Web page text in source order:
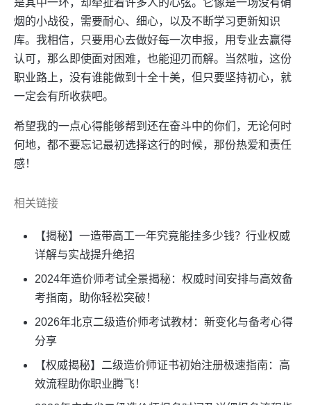
烟的小战役，需要耐心、细心，以及不断学习更新知识
库。我相信，只要用心去做好每一次申报，用专业去赢得
认可，那么即使面对困难，也能迎刃而解。当然啦，这份
职业路上，没有谁能做到十全十美，但只要坚持初心，就
一定会有所收获吧。
希望我的一点心得能够帮到还在奋斗中的你们，无论何时
何地，都不要忘记最初选择这行的时候，那份热爱和责任
感！
相关链接
【揭秘】一造带高工一年究竟能挂多少钱？行业权威
详解与实战提升绝招
2024年造价师考试全景揭秘：权威时间安排与高效备
考指南，助你轻松突破！
2026年北京二级造价师考试教材：新变化与备考心得
分享
【权威揭秘】二级造价师证书初始注册极速指南：高
效流程助你职业腾飞！